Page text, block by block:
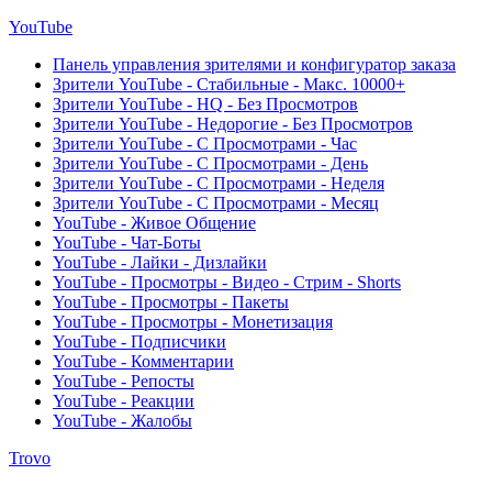
YouTube
Панель управления зрителями и конфигуратор заказа
Зрители YouTube - Стабильные - Макс. 10000+
Зрители YouTube - HQ - Без Просмотров
Зрители YouTube - Недорогие - Без Просмотров
Зрители YouTube - С Просмотрами - Час
Зрители YouTube - С Просмотрами - День
Зрители YouTube - С Просмотрами - Неделя
Зрители YouTube - С Просмотрами - Месяц
YouTube - Живое Общение
YouTube - Чат-Боты
YouTube - Лайки - Дизлайки
YouTube - Просмотры - Видео - Стрим - Shorts
YouTube - Просмотры - Пакеты
YouTube - Просмотры - Монетизация
YouTube - Подписчики
YouTube - Комментарии
YouTube - Репосты
YouTube - Реакции
YouTube - Жалобы
Trovo